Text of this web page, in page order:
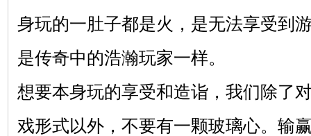
身玩的一肚子都是火，是无法享受到
是传奇中的浩瀚玩家一样。
想要本身玩的享受和造诣，我们除了
戏形式以外，不要有一颗玻璃心。输